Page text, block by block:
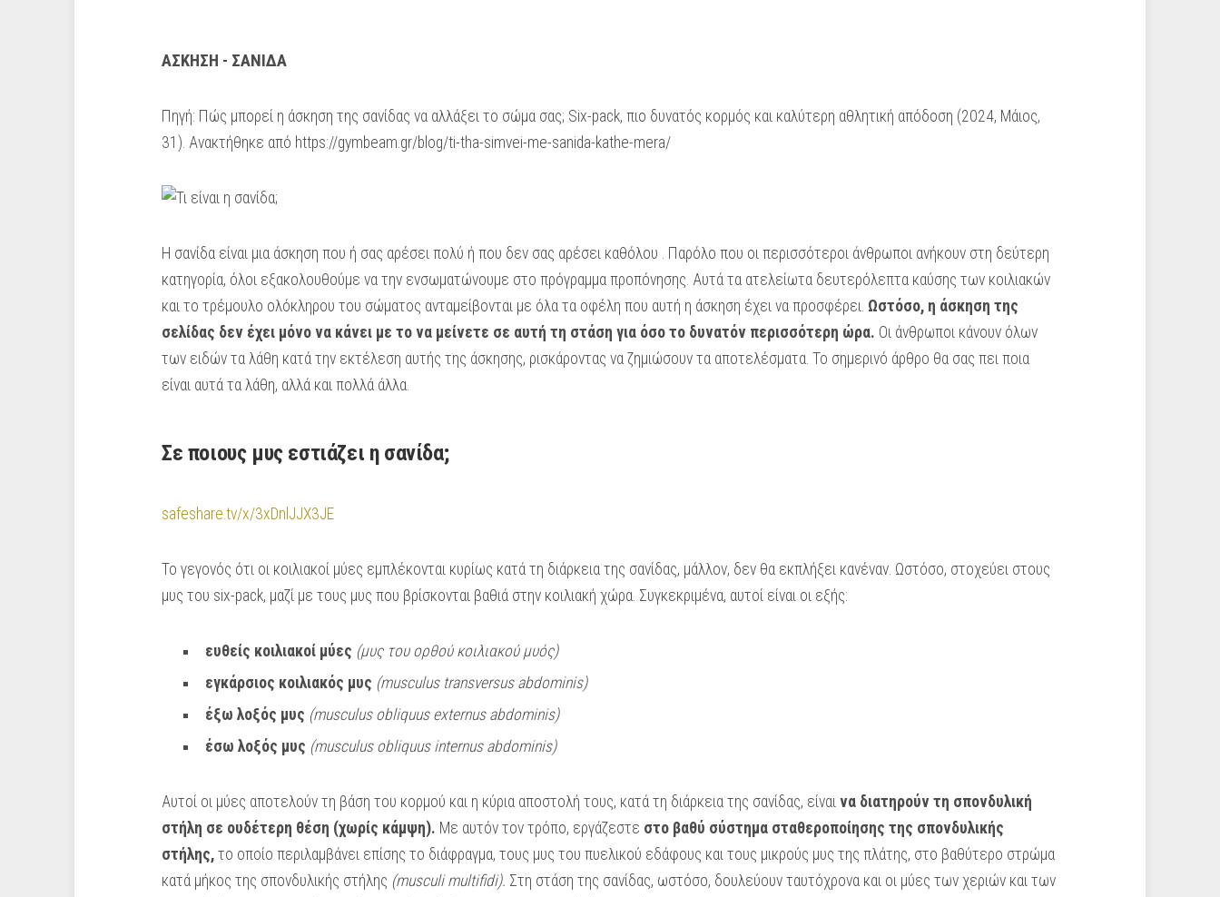
ΑΣΚΗΣΗ - ΣΑΝΙΔΑ
Πηγή: Πώς μπορεί η άσκηση της σανίδας να αλλάξει το σώμα σας; Six-pack, πιο δυνατός κορμός και καλύτερη αθλητική απόδοση (2024, Μάιος,
31). Ανακτήθηκε από https://gymbeam.gr/blog/ti-tha-simvei-me-sanida-kathe-mera/
Η σανίδα είναι μια άσκηση που ή σας αρέσει πολύ ή που δεν σας αρέσει καθόλου . Παρόλο που οι περισσότεροι άνθρωποι ανήκουν στη δεύτερη
κατηγορία, όλοι εξακολουθούμε να την ενσωματώνουμε στο πρόγραμμα προπόνησης. Αυτά τα ατελείωτα δευτερόλεπτα καύσης των κοιλιακών
και το τρέμουλο ολόκληρου του σώματος ανταμείβονται με όλα τα οφέλη που αυτή η άσκηση έχει να προσφέρει. Ωστόσο, η άσκηση της
σελίδας δεν έχει μόνο να κάνει με το να μείνετε σε αυτή τη στάση για όσο το δυνατόν περισσότερη ώρα. Οι άνθρωποι κάνουν όλων
των ειδών τα λάθη κατά την εκτέλεση αυτής της άσκησης, ρισκάροντας να ζημιώσουν τα αποτελέσματα. Το σημερινό άρθρο θα σας πει ποια
είναι αυτά τα λάθη, αλλά και πολλά άλλα.
Σε ποιους μυς εστιάζει η σανίδα;
safeshare.tv/x/3xDnlJJX3JE
Το γεγονός ότι οι κοιλιακοί μύες εμπλέκονται κυρίως κατά τη διάρκεια της σανίδας, μάλλον, δεν θα εκπλήξει κανέναν. Ωστόσο, στοχεύει στους
μυς του six-pack, μαζί με τους μυς που βρίσκονται βαθιά στην κοιλιακή χώρα. Συγκεκριμένα, αυτοί είναι οι εξής:
ευθείς κοιλιακοί μύες (μυς του ορθού κοιλιακού μυός)
εγκάρσιος κοιλιακός μυς (musculus transversus abdominis)
έξω λοξός μυς (musculus obliquus externus abdominis)
έσω λοξός μυς (musculus obliquus internus abdominis)
Αυτοί οι μύες αποτελούν τη βάση του κορμού και η κύρια αποστολή τους, κατά τη διάρκεια της σανίδας, είναι να διατηρούν τη σπονδυλική
στήλη σε ουδέτερη θέση (χωρίς κάμψη). Με αυτόν τον τρόπο, εργάζεστε στο βαθύ σύστημα σταθεροποίησης της σπονδυλικής
στήλης, το οποίο περιλαμβάνει επίσης το διάφραγμα, τους μυς του πυελικού εδάφους και τους μικρούς μυς της πλάτης, στο βαθύτερο στρώμα
κατά μήκος της σπονδυλικής στήλης (musculi multifidi). Στη στάση της σανίδας, ωστόσο, δουλεύουν ταυτόχρονα και οι μύες των χεριών και των